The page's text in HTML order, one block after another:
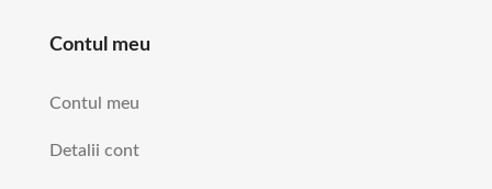
Contul meu
Contul meu
Detalii cont